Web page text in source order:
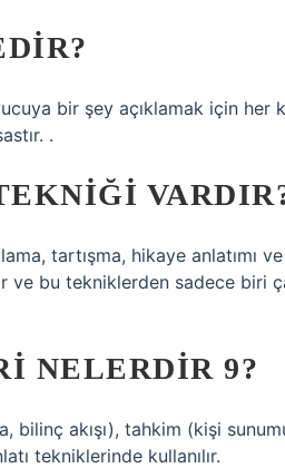
bir şey açıklamak için her
.
tartışma, hikaye anlatımı
bu tekniklerden sadece biri
NELERDIR 9?
akışı), tahkim (kişi
tekniklerinde kullanılır.